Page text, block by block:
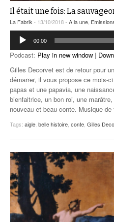
Il était une fois: La
La Fabrik- 13/10/2018 - A la une,
Lecteur
audio
00:00
Podcast: Play in new window |
Gilles Decorvet est de retour pour
démarrer, il vous propose ce mois-
papas et une papavia, une
bienfaitrice, un bon roi, une
nouveau et beau conte. Musique
Tags: aigle, belle histoire, conte, Gilles